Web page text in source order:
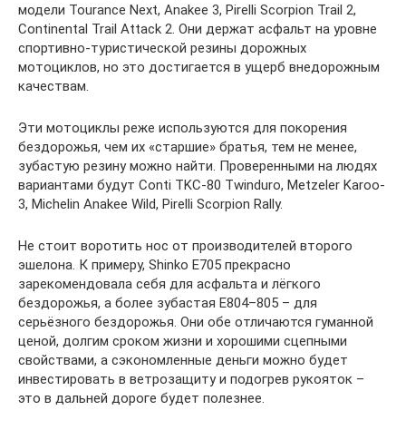
модели Tourance Next, Anakee 3, Pirelli Scorpion Trail 2,
Continental Trail Attack 2. Они держат асфальт на уровне
спортивно-туристической резины дорожных
мотоциклов, но это достигается в ущерб внедорожным
качествам.
Эти мотоциклы реже используются для покорения
бездорожья, чем их «старшие» братья, тем не менее,
зубастую резину можно найти. Проверенными на людях
вариантами будут Conti TKC-80 Twinduro, Metzeler Karoo-
3, Michelin Anakee Wild, Pirelli Scorpion Rally.
Не стоит воротить нос от производителей второго
эшелона. К примеру, Shinko E705 прекрасно
зарекомендовала себя для асфальта и лёгкого
бездорожья, а более зубастая Е804–805 – для
серьёзного бездорожья. Они обе отличаются гуманной
ценой, долгим сроком жизни и хорошими сцепными
свойствами, а сэкономленные деньги можно будет
инвестировать в ветрозащиту и подогрев рукояток –
это в дальней дороге будет полезнее.